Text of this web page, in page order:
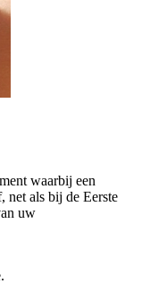
waarbij een
net als bij de Eerste
uw